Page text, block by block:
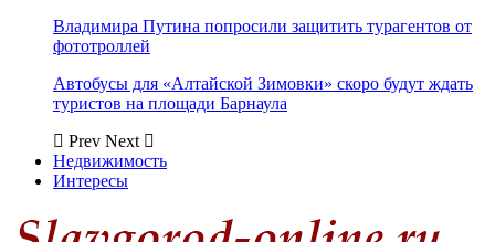
Владимира Путина попросили защитить турагентов от
фототроллей
Автобусы для «Алтайской Зимовки» скоро будут ждать
туристов на площади Барнаула
Prev Next
Недвижимость
Интересы